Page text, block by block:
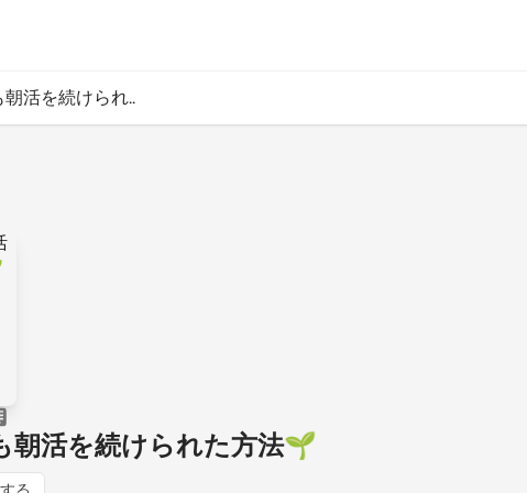
活を続けられ..
朝活を続けられた方法🌱